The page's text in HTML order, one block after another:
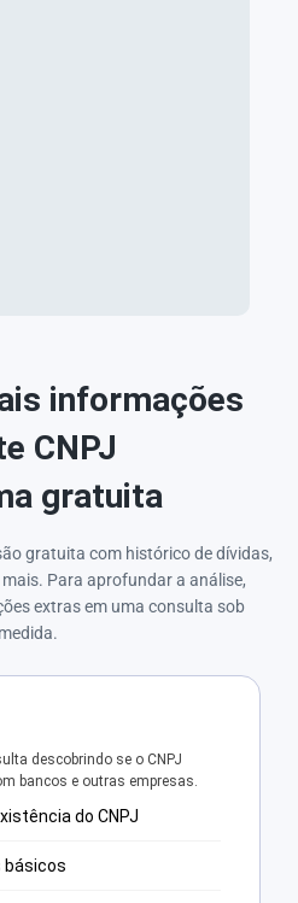
informações
CNPJ
gratuita
gratuita com histórico de dívidas,
Para aprofundar a análise,
extras em uma consulta sob
medida.
descobrindo se o CNPJ
bancos e outras empresas.
do CNPJ
básicos